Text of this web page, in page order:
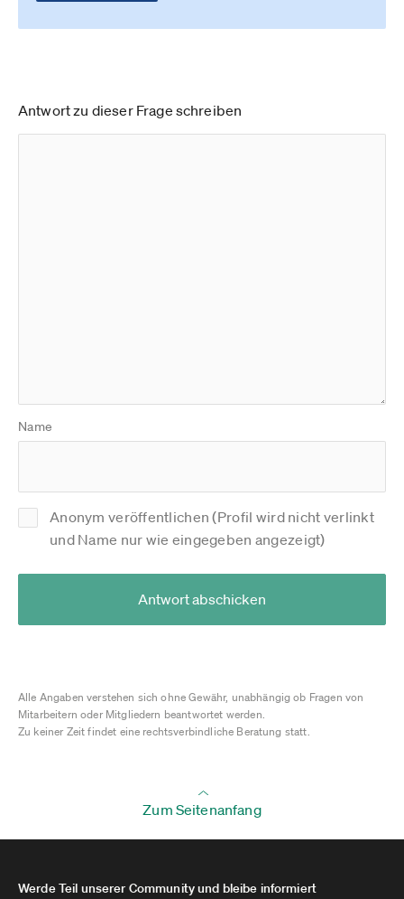
Antwort zu dieser Frage schreiben
Name
Anonym veröffentlichen (Profil wird nicht verlinkt
und Name nur wie eingegeben angezeigt)
Antwort abschicken
Alle Angaben verstehen sich ohne Gewähr, unabhängig ob Fragen von
Mitarbeitern oder Mitgliedern beantwortet werden.
Zu keiner Zeit findet eine rechtsverbindliche Beratung statt.
Zum Seitenanfang
Werde Teil unserer Community und bleibe informiert